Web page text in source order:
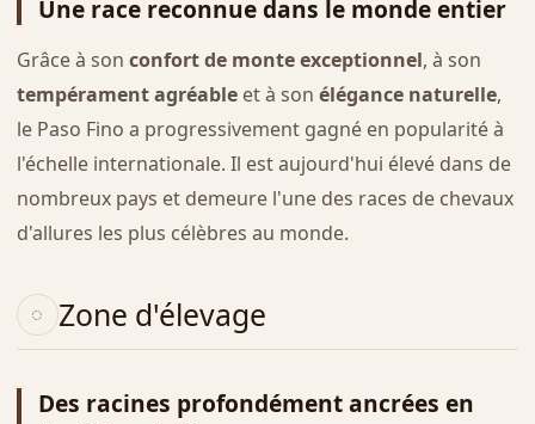
Une race reconnue dans le monde entier
Grâce à son confort de monte exceptionnel, à son
tempérament agréableet à son élégance naturelle,
le Paso Fino a progressivement gagné en popularité à
l'échelle internationale. Il est aujourd'hui élevé dans de
nombreux pays et demeure l'une des races de chevaux
d'allures les plus célèbres au monde.
Zone d'élevage
Des racines profondément ancrées en